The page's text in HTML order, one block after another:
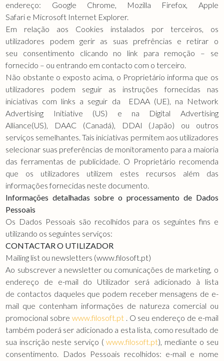
endereço: Google Chrome, Mozilla Firefox, Apple
Safari e Microsoft Internet Explorer.
Em relação aos Cookies instalados por terceiros, os
utilizadores podem gerir as suas prefrências e retirar o
seu consentimento clicando no link para remoção – se
fornecido – ou entrando em contacto com o terceiro.
Não obstante o exposto acima, o Proprietário informa que os
utilizadores podem seguir as instruções fornecidas nas
iniciativas com links a seguir da EDAA (UE), na Network
Advertising Initiative (US) e na Digital Advertising
Alliance(US), DAAC (Canadá), DDAI (Japão) ou outros
serviços semelhantes. Tais iniciativas permitem aos utilizadores
selecionar suas preferências de monitoramento para a maioria
das ferramentas de publicidade. O Proprietário recomenda
que os utilizadores utilizem estes recursos além das
informações fornecidas neste documento.
Informações detalhadas sobre o processamento de Dados
Pessoais
Os Dados Pessoais são recolhidos para os seguintes fins e
utilizando os seguintes serviços:
CONTACTAR O UTILIZADOR
Mailing list ou newsletters (www.filosoft.pt)
Ao subscrever a newsletter ou comunicações de marketing, o
endereço de e-mail do Utilizador será adicionado à lista
de contactos daqueles que podem receber mensagens de e-
mail que contenham informações de natureza comercial ou
promocional sobre www.filosoft.pt. O seu endereço de e-mail
também poderá ser adicionado a esta lista, como resultado de
sua inscrição neste serviço (www.filosoft.pt), mediante o seu
consentimento. Dados Pessoais recolhidos: e-mail e nome